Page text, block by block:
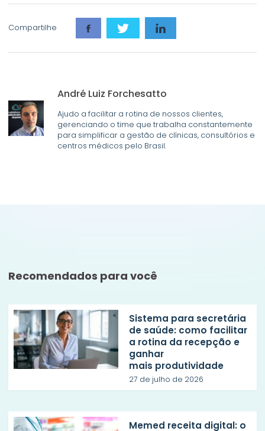
Compartilhe
André Luiz Forchesatto
Ajudo a facilitar a rotina de nossos clientes,
gerenciando o time que trabalha constantemente
para simplificar a gestão de clínicas, consultórios e
centros médicos pelo Brasil.
Recomendados para você
Sistema para secretária
de saúde: como facilitar
a rotina da recepção e
ganhar
mais produtividade
27 de julho de 2026
Memed receita digital: o